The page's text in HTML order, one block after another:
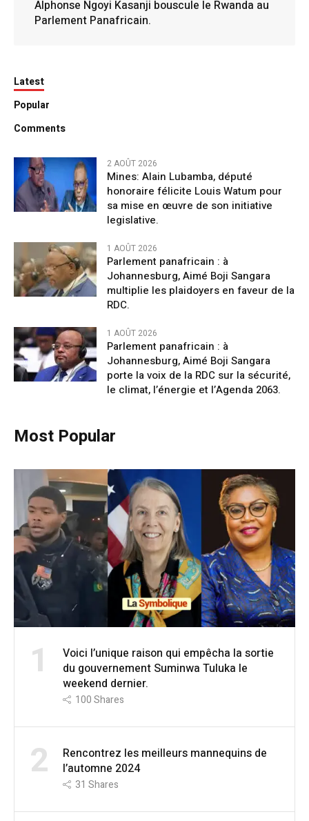
Alphonse Ngoyi Kasanji bouscule le Rwanda au
Parlement Panafricain.
Latest
Popular
Comments
2 AOÛT 2026
Mines: Alain Lubamba, député
honoraire félicite Louis Watum pour
sa mise en œuvre de son initiative
legislative.
1 AOÛT 2026
Parlement panafricain : à
Johannesburg, Aimé Boji Sangara
multiplie les plaidoyers en faveur de la
RDC.
1 AOÛT 2026
Parlement panafricain : à
Johannesburg, Aimé Boji Sangara
porte la voix de la RDC sur la sécurité,
le climat, l’énergie et l’Agenda 2063.
Most Popular
1
Voici l’unique raison qui empêcha la sortie
du gouvernement Suminwa Tuluka le
weekend dernier.
100Shares
2
Rencontrez les meilleurs mannequins de
l’automne 2024
31 Shares